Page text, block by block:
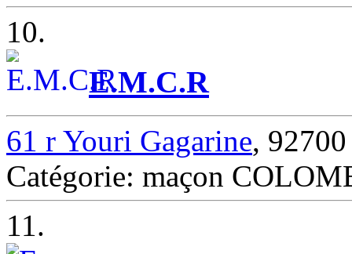
10.
E.M.C.R
61 r Youri Gagarine,
Catégorie: maçon
11.